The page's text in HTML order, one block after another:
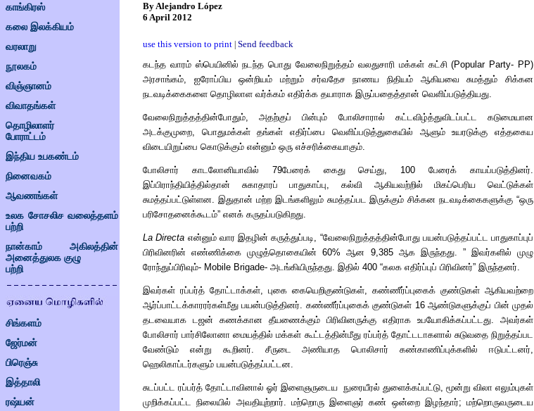
காங்கிரஸ்
கலை இலக்கியம்
வரலாறு
நூலகம்
விஞ்ஞானம்
விவாதங்கள்
தொழிலாளர்
போராட்டம்
இந்திய உபகண்டம்
நினைவகம்
ஆவணங்கள்
உலக சோசலிச வலைத்தளம்
பற்றி
நான்காம் அகிலத்தின்
அனைத்துலக குழு
பற்றி
சிங்களம்
ஜேர்மன்
பிரெஞ்சு
இத்தாலி
ரஷ்யன்
By Alejandro López
6 April 2012
use this version to print Send feedback
கடந்த வாரம் ஸ்பெயினில் நடந்த பொது வேலைநிறுத்தம் வலதுசாரி மக்கள் கட்சி(Popular Party- PP)
அரசாங்கம், ஐரோப்பிய ஒன்றியம் மற்றும் சர்வதேச நாணய நிதியம் ஆகியவை சுமத்தும் சிக்கன
நடவடிக்கைகளை தொழிலாள வர்க்கம் எதிர்க்க தயாராக இருப்பதைத்தான் வெளிப்படுத்தியது.
வேலைநிறுத்தத்தின்போதும், அதற்குப் பின்பும் போலிசாரால் கட்டவிழ்த்துவிடப்பட்ட கடுமையான
அடக்குமுறை, பொதுமக்கள் தங்கள் எதிர்ப்பை வெளிப்படுத்துகையில் ஆளும் உயரடுக்கு எத்தகைய
விடையிறுப்பை கொடுக்கும் என்னும் ஒரு எச்சரிக்கையாகும்.
போலிசார் காடலோனியாவில் 79பேரைக் கைது செய்து, 100 பேரைக் காயப்படுத்தினர்.
இப்பிராந்தியித்தில்தான் சுகாதாரப் பாதுகாப்பு, கல்வி ஆகியவற்றில் மிகப்பெரிய வெட்டுக்கள்
சுமத்தப்பட்டுள்ளன. இதுதான் மற்ற இடங்களிலும் சுமத்தப்பட இருக்கும் சிக்கன நடவடிக்கைகளுக்கு “ஒரு
பரிசோதனைக்கூடம்” எனக் கருதப்படுகிறது.
La Directa என்னும் வார இதழின் கருத்துப்படி, “வேலைநிறுத்தத்தின்போது பயன்படுத்தப்பட்ட பாதுகாப்புப்
பிரிவினரின் எண்ணிக்கை முழுத்தொகையின் 60% ஆன 9,385 ஆக இருந்தது. ” இவர்களில் முழு
ரோந்துப்பிரிவும்- Mobile Brigade- அடங்கியிருந்தது. இதில் 400 “கலக எதிர்ப்புப் பிரிவினர்” இருந்தனர்.
இவர்கள் ரப்பர்த் தோட்டாக்கள், புகை கையெறிகுண்டுகள், கண்ணீர்ப்புகைக் குண்டுகள் ஆகியவற்றை
ஆர்ப்பாட்டக்காரரர்கள்மீது பயன்படுத்தினர். கண்ணீர்ப்புகைக் குண்டுகள் 16 ஆண்டுகளுக்குப் பின் முதல்
தடவையாக டஜன் கணக்கான தீயணைக்கும் பிரிவினருக்கு எதிராக உபயோகிக்கப்பட்டது. அவர்கள்
போலிசார் பார்சிலோனா மையத்தில் மக்கள் கூட்டத்தின்மீது ரப்பர்த் தோட்டடாகளால் சுடுவதை நிறுத்தப்பட
வேண்டும் என்று கூறினர். சீருடை அணியாத பொலிசார் கண்காணிப்புக்களில் ஈடுபட்டனர்,
ஹெலிகாப்டர்களும் பயன்படுத்தப்பட்டன.
சுடப்பட்ட ரப்பர்த் தோட்டாவினால் ஓர் இளைஞருடைய நுரையீரல் துளைக்கப்பட்டு, மூன்று விலா எலும்புகள்
முறிக்கப்பட்ட நிலையில் அவதியுற்றார். மற்றொரு இளைஞர் கண் ஒன்றை இழந்தார்; மற்றொருவருடைய